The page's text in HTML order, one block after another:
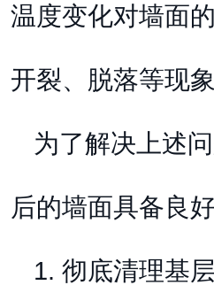
温度变化对墙面
开裂、脱落等现
为了解决上述
后的墙面具备良
1. 彻底清理基